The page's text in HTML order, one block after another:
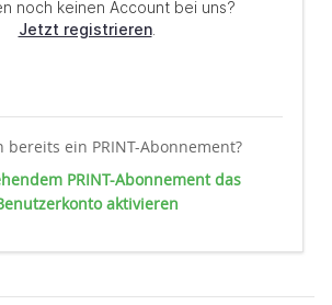
bereits ein PRINT-Abonnement?
PRINT-Abonnement das
aktivieren